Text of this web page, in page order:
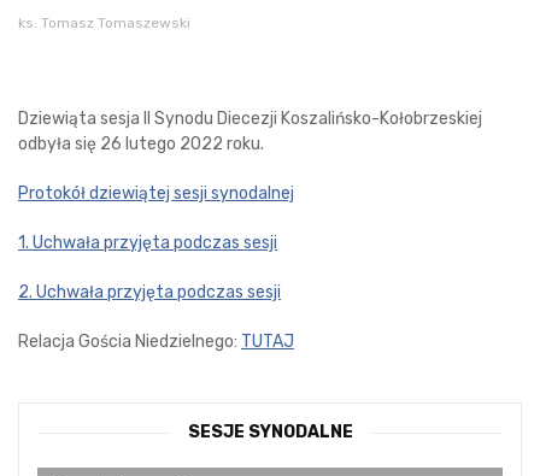
ks. Tomasz Tomaszewski
Dziewiąta sesja II Synodu Diecezji Koszalińsko-Kołobrzeskiej
odbyła się 26 lutego 2022 roku.
Protokół dziewiątej sesji synodalnej
1. Uchwała przyjęta podczas sesji
2. Uchwała przyjęta podczas sesji
Relacja Gościa Niedzielnego: TUTAJ
SESJE SYNODALNE